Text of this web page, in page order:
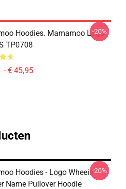
Hoodies. Mamamoo Logo
TP0708
- € 45,95
-20%
Hoodies - Logo Wheein
Name Pullover Hoodie
-20%